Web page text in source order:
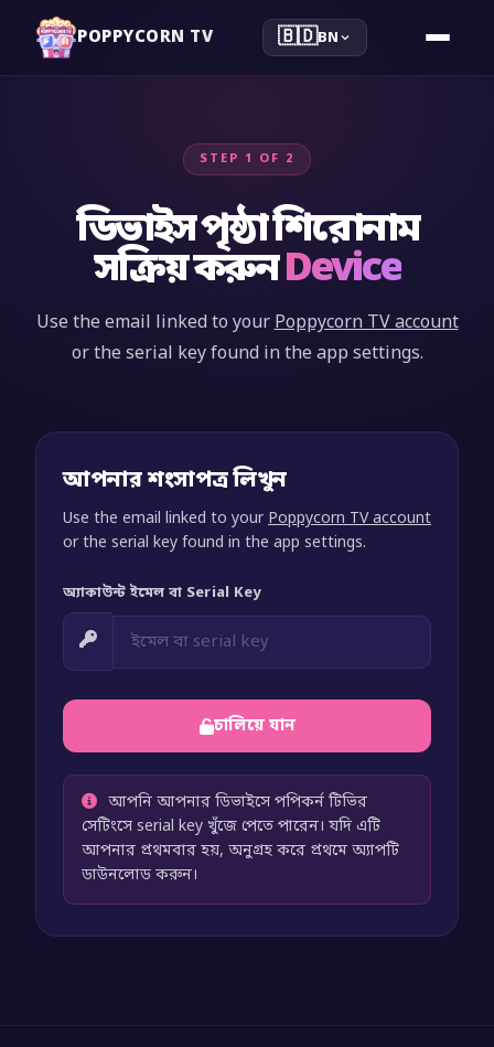
POPPYCORN TV 🇧🇩BN
STEP 1 OF 2
ডিভাইস পৃষ্ঠা শিরোনাম
সক্রিয় করুনDevice
Use the email linked to yourPoppycorn TV account
or the serial key found in the app settings.
আপনার শংসাপত্র লিখুন
Use the email linked to your Poppycorn TV account
or the serial key found in the app settings.
অ্যাকাউন্ট ইমেল বা Serial Key
চালিয়ে যান
আপনি আপনার ডিভাইসে পপিকর্ন টিভির
সেটিংসে serial key খুঁজে পেতে পারেন। যদি এটি
আপনার প্রথমবার হয়, অনুগ্রহ করে প্রথমে অ্যাপটি
ডাউনলোড করুন।